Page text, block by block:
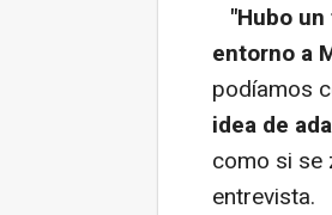
"Hubo
entorno a
podíamos
idea de
como si se
entrevista.